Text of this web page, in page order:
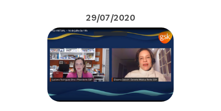
29/07/2020